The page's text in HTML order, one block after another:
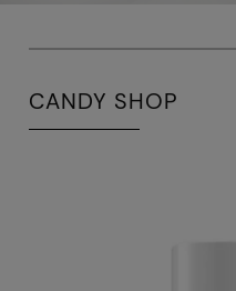
CANDY SHOP